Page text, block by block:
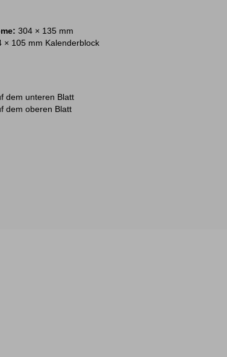
304 × 135 mm
× 105 mm Kalenderblock
dem unteren Blatt
dem oberen Blatt